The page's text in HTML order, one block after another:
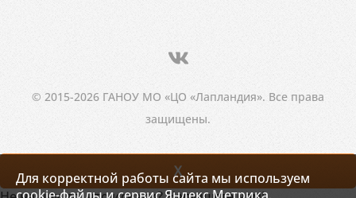
© 2015-2026 ГАНОУ МО «ЦО «Лапландия». Все права
защищены.
Для корректной работы сайта мы используем
X